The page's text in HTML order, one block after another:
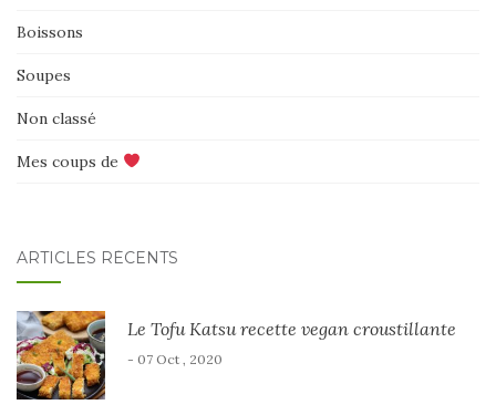
Boissons
Soupes
Non classé
Mes coups de
ARTICLES RÉCENTS
Le Tofu Katsu recette vegan croustillante
- 07 Oct , 2020